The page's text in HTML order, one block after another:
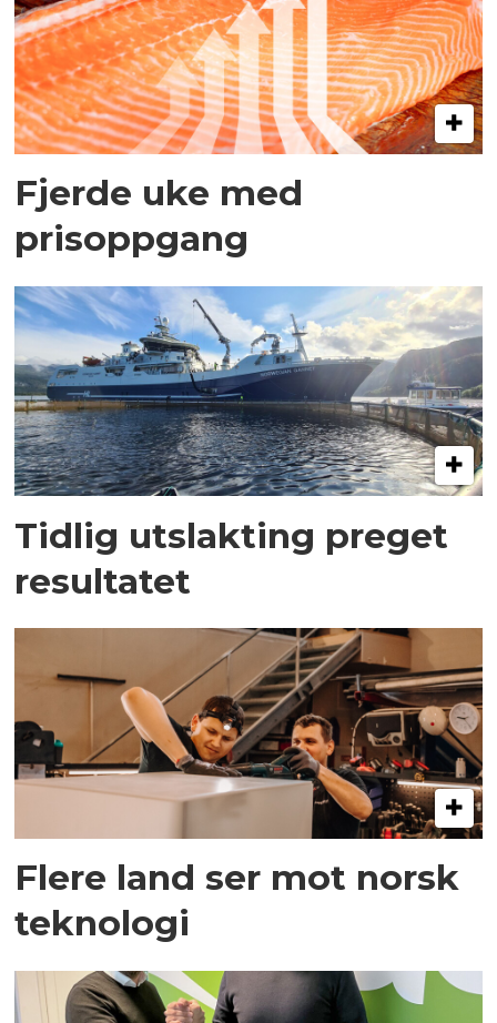
Fjerde uke med
prisoppgang
Tidlig utslakting preget
resultatet
Flere land ser mot norsk
teknologi